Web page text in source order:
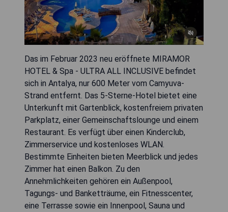
Das im Februar 2023 neu eröffnete MIRAMOR
HOTEL & Spa - ULTRA ALL INCLUSIVE befindet
sich in Antalya, nur 600 Meter vom Camyuva-
Strand entfernt. Das 5-Sterne-Hotel bietet eine
Unterkunft mit Gartenblick, kostenfreiem privaten
Parkplatz, einer Gemeinschaftslounge und einem
Restaurant. Es verfügt über einen Kinderclub,
Zimmerservice und kostenloses WLAN.
Bestimmte Einheiten bieten Meerblick und jedes
Zimmer hat einen Balkon. Zu den
Annehmlichkeiten gehören ein Außenpool,
Tagungs- und Banketträume, ein Fitnesscenter,
eine Terrasse sowie ein Innenpool, Sauna und